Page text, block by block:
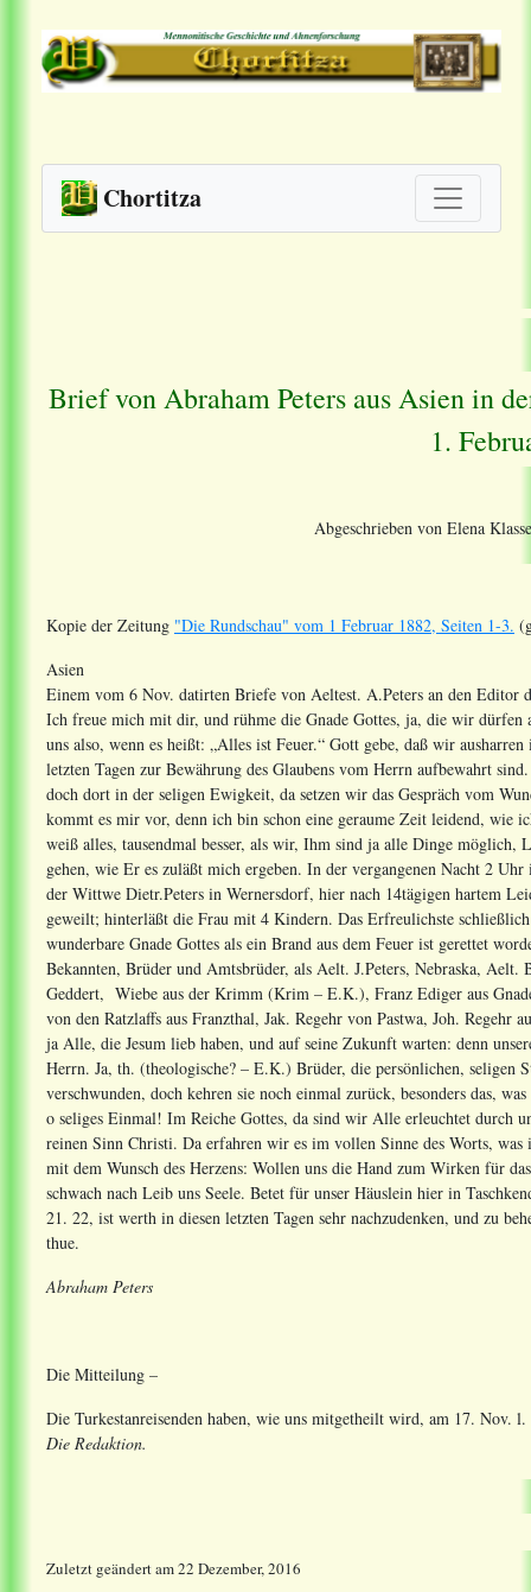
Chortitza
Brief von Abraham Peters aus Asien in
1.
Abgeschrieben von Elena
Kopie der Zeitung "Die Rundschau" vom 1 Februar 1882, Seiten 1-3.
Asien
Einem vom 6 Nov. datirten Briefe von Aeltest. A.Peters an den Editor
Ich freue mich mit dir, und rühme die Gnade Gottes, ja, die wir dürfen
uns also, wenn es heißt: „Alles ist Feuer.“ Gott gebe, daß wir
letzten Tagen zur Bewährung des Glaubens vom Herrn aufbewahrt
doch dort in der seligen Ewigkeit, da setzen wir das Gespräch vom
kommt es mir vor, denn ich bin schon eine geraume Zeit leidend, wie
weiß alles, tausendmal besser, als wir, Ihm sind ja alle Dinge
gehen, wie Er es zuläßt mich ergeben. In der vergangenen Nacht 2
der Wittwe Dietr.Peters in Wernersdorf, hier nach 14tägigen hartem
geweilt; hinterläßt die Frau mit 4 Kindern. Das Erfreulichste
wunderbare Gnade Gottes als ein Brand aus dem Feuer ist gerettet
Bekannten, Brüder und Amtsbrüder, als Aelt. J.Peters, Nebraska,
Geddert, Wiebe aus der Krimm (Krim – E.K.), Franz Ediger aus
von den Ratzlaffs aus Franzthal, Jak. Regehr von Pastwa, Joh.
ja Alle, die Jesum lieb haben, und auf seine Zukunft warten: denn
Herrn. Ja, th. (theologische? – E.K.) Brüder, die persönlichen,
verschwunden, doch kehren sie noch einmal zurück, besonders das,
o seliges Einmal! Im Reiche Gottes, da sind wir Alle erleuchtet durch
reinen Sinn Christi. Da erfahren wir es im vollen Sinne des Worts,
mit dem Wunsch des Herzens: Wollen uns die Hand zum Wirken für
schwach nach Leib uns Seele. Betet für unser Häuslein hier in
21. 22, ist werth in diesen letzten Tagen sehr nachzudenken, und zu
thue.
Abraham Peters
Die Mitteilung –
Die Turkestanreisenden haben, wie uns mitgetheilt wird, am 17. Nov.
Die Redaktion.
Zuletzt geändertam22 Dezember, 2016